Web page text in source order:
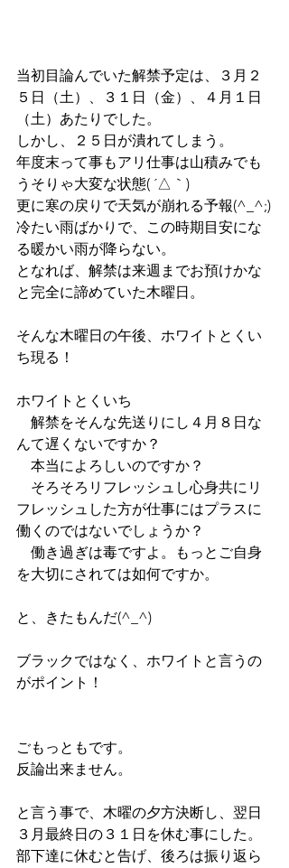
当初目論んでいた解禁予定は、３月２
５日（土）、３１日（金）、４月１日
（土）あたりでした。
しかし、２５日が潰れてしまう。
年度末って事もアリ仕事は山積みでも
うそりゃ大変な状態( ´△｀)
更に寒の戻りで天気が崩れる予報(^_^;)
冷たい雨ばかりで、この時期目安にな
る暖かい雨が降らない。
となれば、解禁は来週までお預けかな
と完全に諦めていた木曜日。
そんな木曜日の午後、ホワイトとくい
ち現る！
ホワイトとくいち
解禁をそんな先送りにし４月８日な
んて遅くないですか？
本当によろしいのですか？
そろそろリフレッシュし心身共にリ
フレッシュした方が仕事にはプラスに
働くのではないでしょうか？
働き過ぎは毒ですよ。もっとご自身
を大切にされては如何ですか。
と、きたもんだ(^_^)
ブラックではなく、ホワイトと言うの
がポイント！
ごもっともです。
反論出来ません。
と言う事で、木曜の夕方決断し、翌日
３月最終日の３１日を休む事にした。
部下達に休むと告げ、後ろは振り返ら